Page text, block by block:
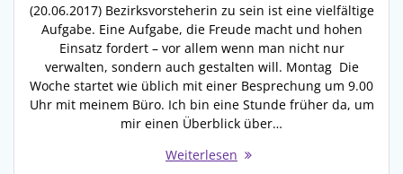
(20.06.2017) Bezirksvorsteherin zu sein ist eine vielfältige
Aufgabe. Eine Aufgabe, die Freude macht und hohen
Einsatz fordert – vor allem wenn man nicht nur
verwalten, sondern auch gestalten will. Montag Die
Woche startet wie üblich mit einer Besprechung um 9.00
Uhr mit meinem Büro. Ich bin eine Stunde früher da, um
mir einen Überblick über…
Weiterlesen